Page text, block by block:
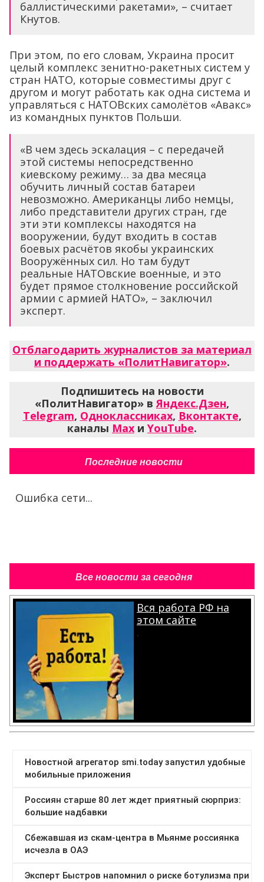
баллистическими ракетами», – считает
Кнутов.
При этом, по его словам, Украина просит
целый комплекс зенитно-ракетных систем у
стран НАТО, которые совместимы друг с
другом и могут работать как одна система и
управляться с НАТОВских самолётов «Авакс»
из командных пунктов Польши.
«В чем здесь эскалация – с передачей
этой системы непосредственно
киевскому режиму… за два месяца
обучить личный состав батареи
невозможно. Американцы либо немцы,
либо представители других стран, где
эти эти комплексы находятся на
вооружении, будут входить в состав
боевых расчётов якобы украинских
Вооружённых сил. Но там будут
реальные НАТОвские военные, и это
будет прямое столкновение российской
армии с армией НАТО», – заключил
эксперт.
Отблагодарить журналистов за материал
и поддержать «ПолитНавигатор».
Подпишитесь на новости
«ПолитНавигатор» вЯндекс.Дзен,
Telegram, Одноклассниках, Вконтакте,
каналы Max и YouTube.
Последние новости
Ошибка сети...
Все новости за сегодня
Вся работа РФ на
этом сайте
.